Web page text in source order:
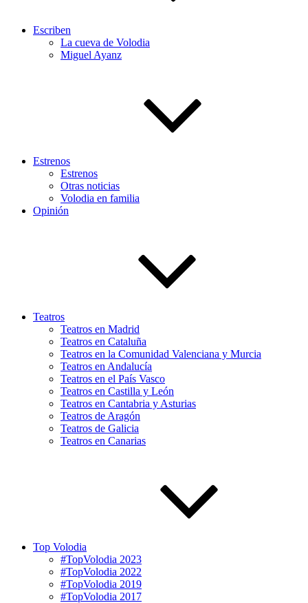
Escriben
La cueva de Volodia
Miguel Ayanz
Estrenos
Estrenos
Otras noticias
Volodia en familia
Opinión
Teatros
Teatros en Madrid
Teatros en Cataluña
Teatros en la Comunidad Valenciana y Murcia
Teatros en Andalucía
Teatros en el País Vasco
Teatros en Castilla y León
Teatros en Cantabria y Asturias
Teatros de Aragón
Teatros de Galicia
Teatros en Canarias
Top Volodia
#TopVolodia 2023
#TopVolodia 2022
#TopVolodia 2019
#TopVolodia 2017